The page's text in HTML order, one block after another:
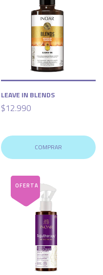
LEAVE IN BLENDS
$12.990
COMPRAR